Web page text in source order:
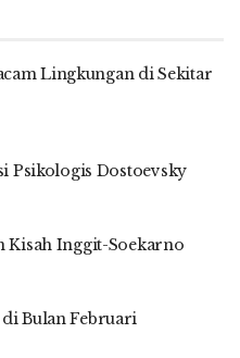
Lingkungan di Sekitar
Psikologis Dostoevsky
Kisah Inggit-Soekarno
Bulan Februari